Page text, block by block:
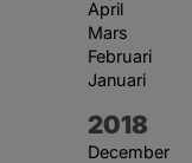
April
Mars
Februari
Januari
År:
2018
December